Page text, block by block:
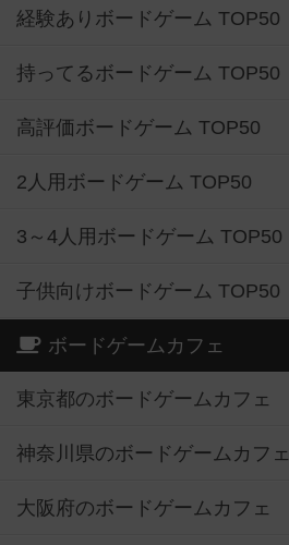
経験ありボードゲーム TOP50
持ってるボードゲーム TOP50
高評価ボードゲーム TOP50
2人用ボードゲーム TOP50
3～4人用ボードゲーム TOP50
子供向けボードゲーム TOP50
ボードゲームカフェ
東京都のボードゲームカフェ
神奈川県のボードゲームカフェ
大阪府のボードゲームカフェ